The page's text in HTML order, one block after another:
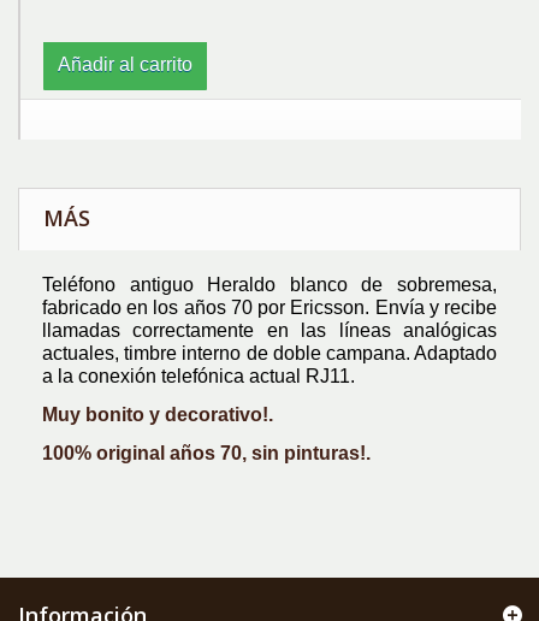
Añadir al carrito
MÁS
Teléfono antiguo Heraldo blanco de sobremesa,
fabricado en los años 70 por Ericsson. Envía y recibe
llamadas correctamente en las líneas analógicas
actuales, timbre interno de doble campana. Adaptado
a la conexión telefónica actual RJ11.
Muy bonito y decorativo!.
100% original años 70, sin pinturas!.
Información